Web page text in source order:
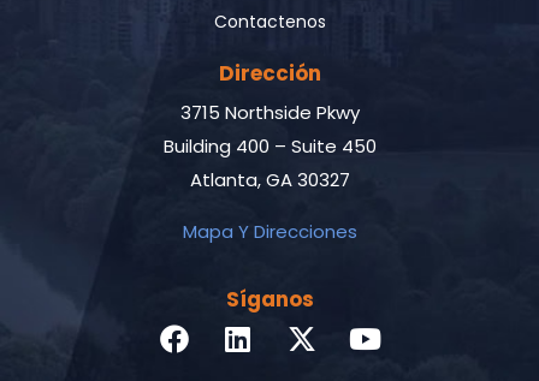
Contactenos
Dirección
3715 Northside Pkwy
Building 400 – Suite 450
Atlanta, GA 30327
Mapa Y Direcciones
Síganos